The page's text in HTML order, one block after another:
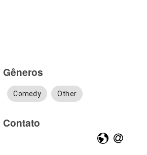
Gêneros
Comedy Other
Contato